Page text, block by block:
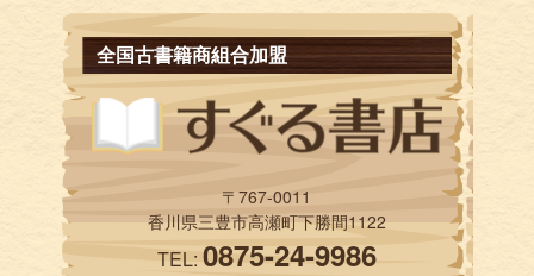
全国古書籍商組合加盟
〒767-0011
香川県三豊市高瀬町下勝間1122
TEL:0875-24-9986